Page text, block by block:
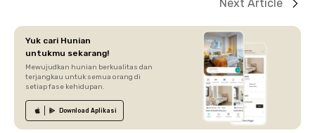
Next Article
Yuk cari Hunian
untukmu sekarang!
Mewujudkan hunian berkualitas dan
terjangkau untuk semua orang di
setiap fase kehidupan.
Download Aplikasi